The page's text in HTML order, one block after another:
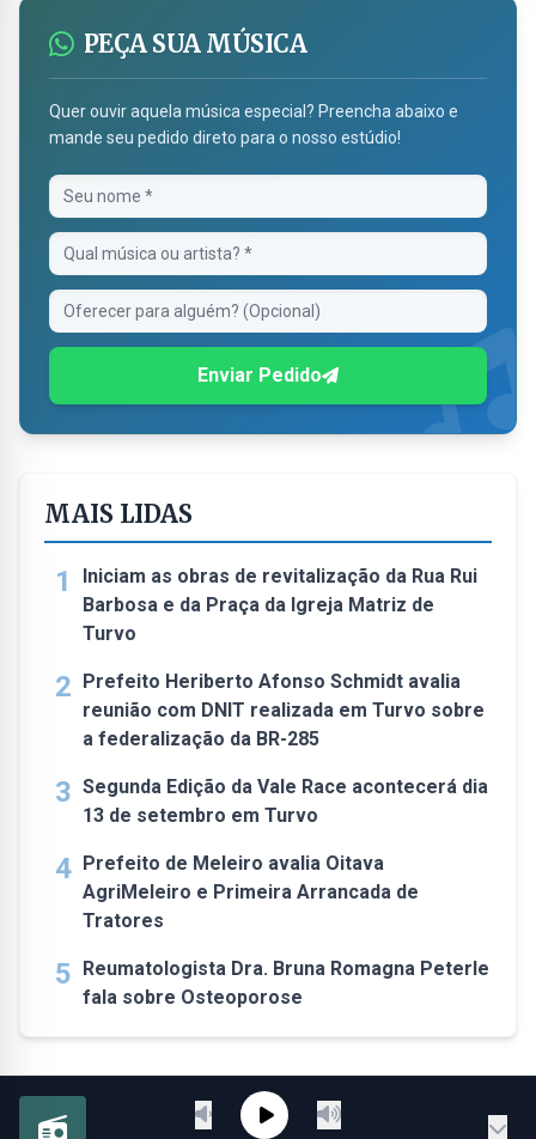
PEÇA SUA MÚSICA
Quer ouvir aquela música especial? Preencha abaixo e
mande seu pedido direto para o nosso estúdio!
Enviar Pedido
MAIS LIDAS
1
Iniciam as obras de revitalização da Rua Rui
Barbosa e da Praça da Igreja Matriz de
Turvo
2 Prefeito Heriberto Afonso Schmidt avalia
reunião com DNIT realizada em Turvo sobre
a federalização da BR-285
3 Segunda Edição da Vale Race acontecerá dia
13 de setembro em Turvo
4 Prefeito de Meleiro avalia Oitava
AgriMeleiro e Primeira Arrancada de
Tratores
5 Reumatologista Dra. Bruna Romagna Peterle
fala sobre Osteoporose